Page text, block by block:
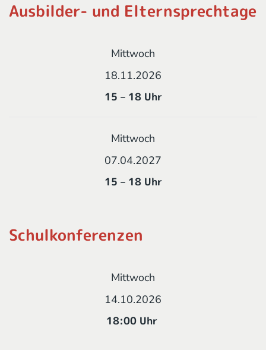
Ausbilder- und Elternsprechtage
Mittwoch
18.11.2026
15 – 18 Uhr
Mittwoch
07.04.2027
15 – 18 Uhr
Schulkonferenzen
Mittwoch
14.10.2026
18:00 Uhr